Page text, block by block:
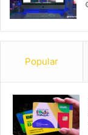
Popular